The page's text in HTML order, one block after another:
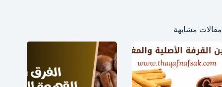
مقالات مشابهة